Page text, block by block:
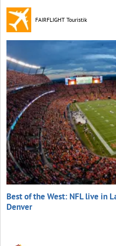
FAIRFLIGHT Touristik
Best of the West: NFL live in
Denver